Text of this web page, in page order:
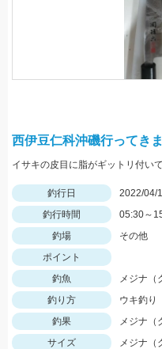
西伊豆仁科沖磯行ってき
釣行日
2022/04/
釣行時間
05:30～
釣場
その他
ポイント
釣魚
メジナ（
釣り方
ウキ釣り
釣果
メジナ（
サイズ
メジナ（